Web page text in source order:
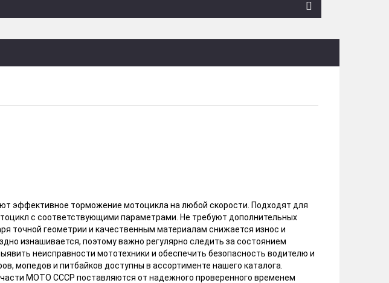
эффективное торможение мотоцикла на любой скорости. Подходят для
с соответствующими параметрами. Не требуют дополнительных
точной геометрии и качественным материалам снижается износ и
изнашивается, поэтому важно регулярно следить за состоянием
неисправности мототехники и обеспечить безопасность водителю и
мопедов и питбайков доступны в ассортименте нашего каталога.
МОТО СССР поставляются от надежного проверенного временем